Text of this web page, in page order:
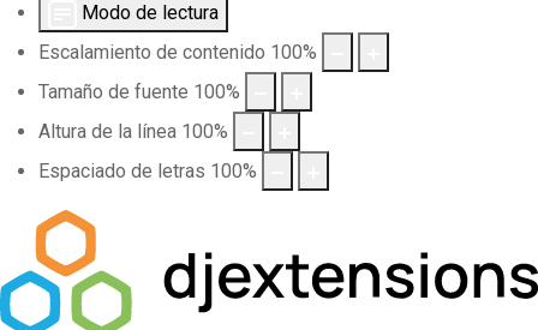
Modo de lectura
Escalamiento de contenido 100%
Tamaño de fuente 100%
Altura de la línea 100%
Espaciado de letras 100%